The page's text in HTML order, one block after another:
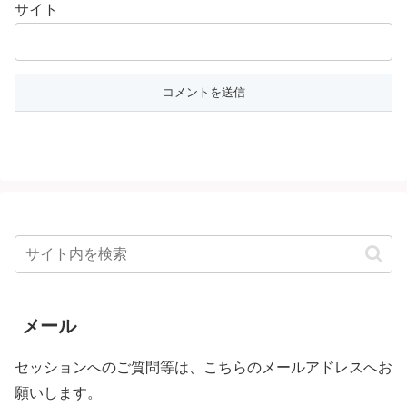
サイト
メール
セッションへのご質問等は、こちらのメールアドレスへお
願いします。